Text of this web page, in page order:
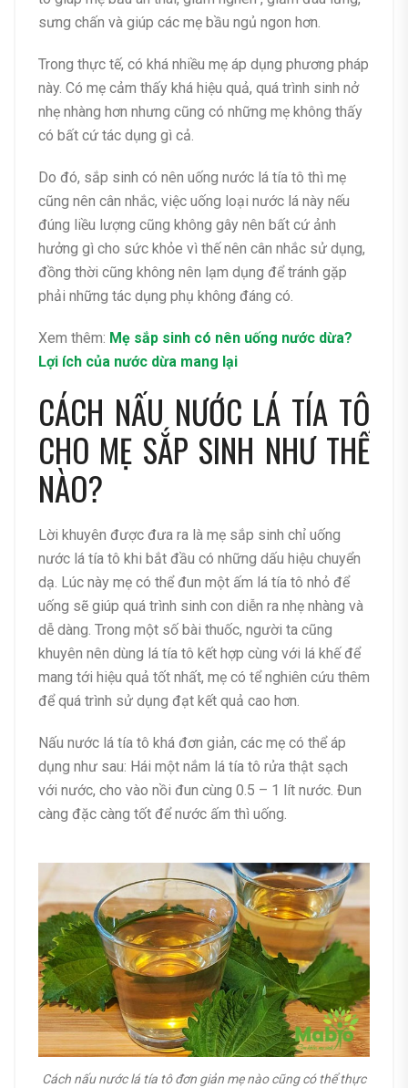
sưng chấn và giúp các mẹ bầu ngủ ngon hơn.
Trong thực tế, có khá nhiều mẹ áp dụng phương pháp
này. Có mẹ cảm thấy khá hiệu quả, quá trình sinh nở
nhẹ nhàng hơn nhưng cũng có những mẹ không thấy
có bất cứ tác dụng gì cả.
Do đó, sắp sinh có nên uống nước lá tía tô thì mẹ
cũng nên cân nhắc, việc uống loại nước lá này nếu
đúng liều lượng cũng không gây nên bất cứ ảnh
hưởng gì cho sức khỏe vì thế nên cân nhắc sử dụng,
đồng thời cũng không nên lạm dụng để tránh gặp
phải những tác dụng phụ không đáng có.
Xem thêm: Mẹ sắp sinh có nên uống nước dừa?
Lợi ích của nước dừa mang lại
CÁCH NẤU NƯỚC LÁ TÍA TÔ
CHO MẸ SẮP SINH NHƯ THẾ
NÀO?
Lời khuyên được đưa ra là mẹ sắp sinh chỉ uống
nước lá tía tô khi bắt đầu có những dấu hiệu chuyển
dạ. Lúc này mẹ có thể đun một ấm lá tía tô nhỏ để
uống sẽ giúp quá trình sinh con diễn ra nhẹ nhàng và
dễ dàng. Trong một số bài thuốc, người ta cũng
khuyên nên dùng lá tía tô kết hợp cùng với lá khế để
mang tới hiệu quả tốt nhất, mẹ có tể nghiên cứu thêm
để quá trình sử dụng đạt kết quả cao hơn.
Nấu nước lá tía tô khá đơn giản, các mẹ có thể áp
dụng như sau: Hái một nắm lá tía tô rửa thật sạch
với nước, cho vào nồi đun cùng 0.5 – 1 lít nước. Đun
càng đặc càng tốt để nước ấm thì uống.
Cách nấu nước lá tía tô đơn giản mẹ nào cũng có thể thực